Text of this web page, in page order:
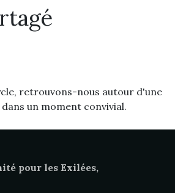
retrouvons-nous autour d'une
un moment convivial.
pour les Exilées,